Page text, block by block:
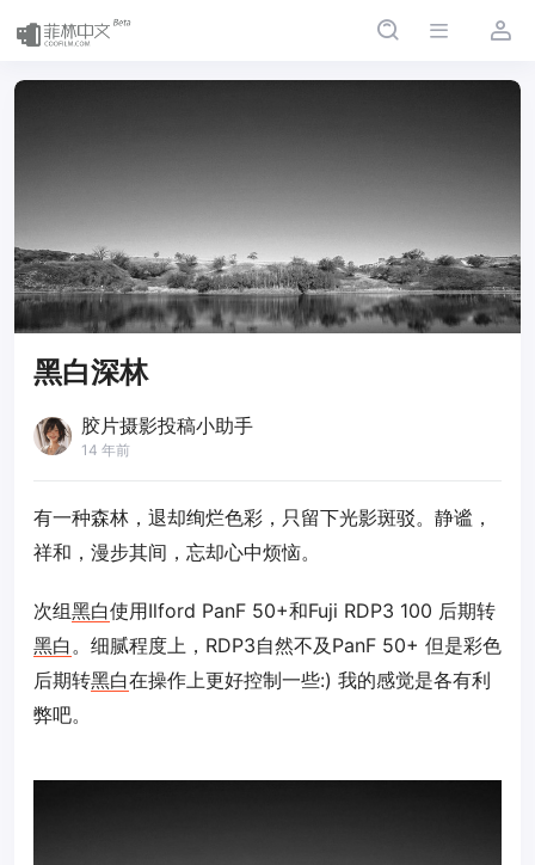
黑白深林
胶片摄影投稿小助手
14 年前
有一种森林，退却绚烂色彩，只留下光影斑驳。静谧，
祥和，漫步其间，忘却心中烦恼。
次组黑白使用Ilford PanF 50+和Fuji RDP3 100 后期转
黑白。细腻程度上，RDP3自然不及PanF 50+ 但是彩色
后期转黑白在操作上更好控制一些:) 我的感觉是各有利
弊吧。